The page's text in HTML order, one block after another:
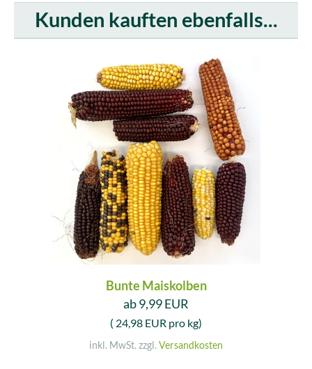
Kunden kauften ebenfalls...
Bunte Maiskolben
ab 9,99 EUR
( 24,98 EUR pro kg)
inkl. MwSt. zzgl. Versandkosten